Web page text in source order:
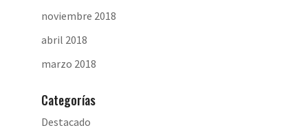
noviembre 2018
abril 2018
marzo 2018
Categorías
Destacado